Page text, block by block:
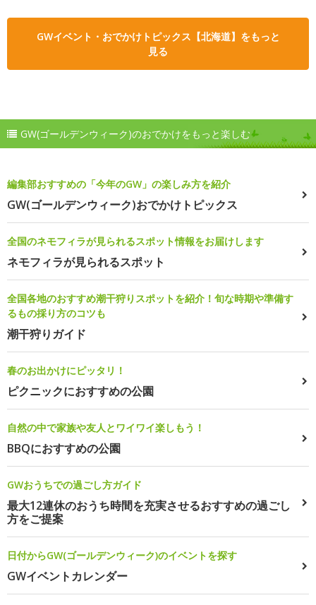
GWイベント・おでかけトピックス【北海道】をもっと
見る
GW(ゴールデンウィーク)のおでかけをもっと楽しむ
編集部おすすめの「今年のGW」の楽しみ方を紹介
GW(ゴールデンウィーク)おでかけトピックス
全国のネモフィラが見られるスポット情報をお届けします
ネモフィラが見られるスポット
全国各地のおすすめ潮干狩りスポットを紹介！旬な時期や準備す
るもの採り方のコツも
潮干狩りガイド
春のお出かけにピッタリ！
ピクニックにおすすめの公園
自然の中で家族や友人とワイワイ楽しもう！
BBQにおすすめの公園
GWおうちでの過ごし方ガイド
最大12連休のおうち時間を充実させるおすすめの過ごし
方をご提案
日付からGW(ゴールデンウィーク)のイベントを探す
GWイベントカレンダー